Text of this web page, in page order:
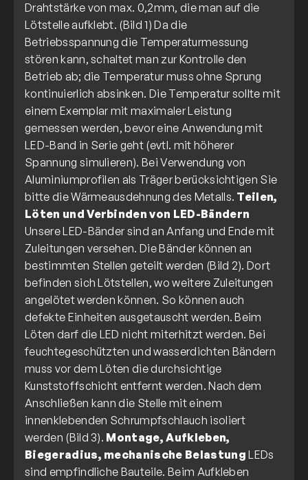
Drahtstärke von max. 0,2mm, die man auf die
Lötstelle aufklebt. (Bild 1) Da die
Betriebsspannung die Temperaturmessung
stören kann, schaltet man zur Kontrolle den
Betrieb ab; die Temperatur muss ohne Sprung
kontinuierlich absinken. Die Temperatur sollte mit
einem Exemplar mit maximaler Leistung
gemessen werden, bevor eine Anwendung mit
LED-Band in Serie geht (evtl. mit höherer
Spannung simulieren). Bei Verwendung von
Aluminiumprofilen als Träger berücksichtigen Sie
bitte die Wärmeausdehnung des Metalls. Teilen,
Löten und Verbinden von LED-Bändern
Unsere LED-Bänder sind an Anfang und Ende mit
Zuleitungen versehen. Die Bänder können an
bestimmten Stellen geteilt werden (Bild 2). Dort
befinden sich Lötstellen, wo weitere Zuleitungen
angelötet werden können. So können auch
defekte Einheiten ausgetauscht werden. Beim
Löten darf die LED nicht miterhitzt werden. Bei
feuchtegeschützten und wasserdichten Bändern
muss vor dem Löten die durchsichtige
Kunststoffschicht entfernt werden. Nach dem
Anschließen kann die Stelle mit einem
innenklebenden Schrumpfschlauch isoliert
werden (Bild 3). Montage, Aufkleben,
Biegeradius, mechanische Belastung LEDs
sind empfindliche Bauteile. Beim Aufkleben